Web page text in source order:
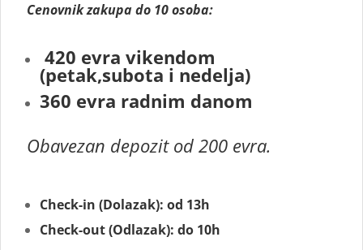
Cenovnik zakupa do 10 osoba:
420 evra vikendom
(petak,subota i nedelja)
360 evra radnim danom
Obavezan depozit od 200 evra.
Check-in (Dolazak): od 13h
Check-out (Odlazak): do 10h